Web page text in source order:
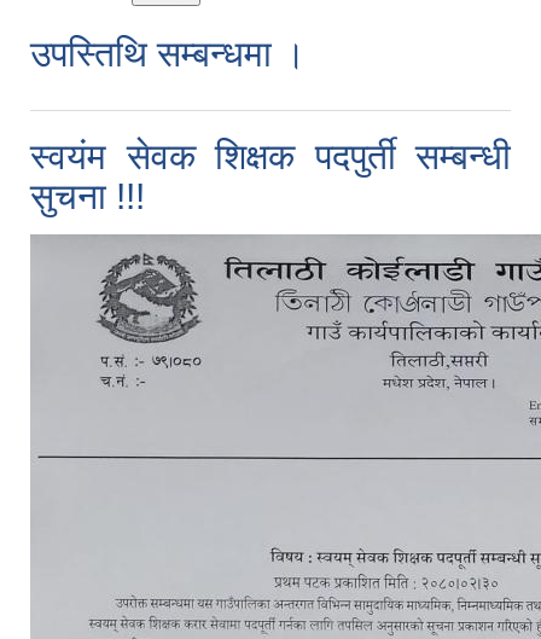
उपस्तिथि सम्बन्धमा ।
स्वयंम सेवक शिक्षक पदपुर्ती सम्बन्धी
सुचना !!!